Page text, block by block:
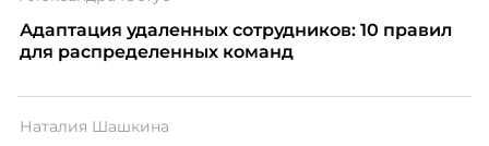
Адаптация удаленных сотрудников: 10 правил
для распределенных команд
Наталия Шашкина